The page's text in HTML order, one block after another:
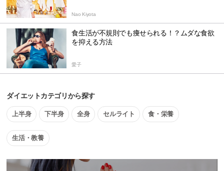
Nao Kiyota
食生活が不規則でも痩せられる！？ムダな食欲
を抑える方法
愛子
ダイエットカテゴリから探す
上半身 下半身 全身 セルライト 食・栄養
生活・教養